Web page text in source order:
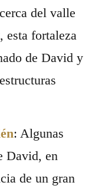
del valle
esta fortaleza
de David y
: Algunas
David, en
de un gran